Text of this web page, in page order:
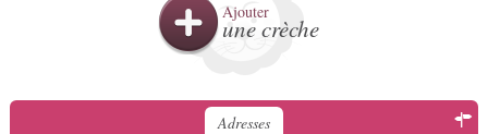
Ajouter
une crèche
Adresses